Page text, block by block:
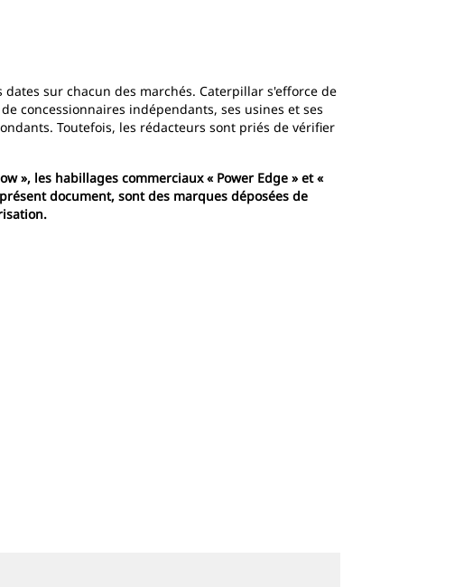
sur chacun des marchés. Caterpillar s'efforce de
concessionnaires indépendants, ses usines et ses
Toutefois, les rédacteurs sont priés de vérifier
», les habillages commerciaux « Power Edge » et «
document, sont des marques déposées de